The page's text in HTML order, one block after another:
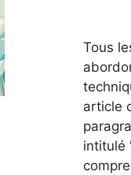
Tous
article
intitulé